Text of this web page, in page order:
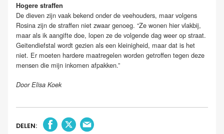
Hogere straffen
De dieven zijn vaak bekend onder de veehouders, maar volgens
Rosina zijn de straffen niet zwaar genoeg. “Ze wonen hier vlakbij,
maar als ik aangifte doe, lopen ze de volgende dag weer op straat.
Geitendiefstal wordt gezien als een kleinigheid, maar dat is het
niet. Er moeten hardere maatregelen worden getroffen tegen deze
mensen die mijn inkomen afpakken.”
Door Elisa Koek
DELEN: